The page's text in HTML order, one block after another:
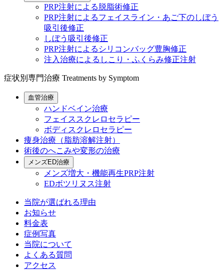
PRP注射による脱脂術修正
PRP注射によるフェイスライン・あご下のしぼう
吸引後修正
しぼう吸引後修正
PRP注射によるシリコンバッグ豊胸修正
注入治療によるしこり・ふくらみ修正注射
症状別専門治療 Treatments by Symptom
血管治療
ハンドベイン治療
フェイススクレロセラピー
ボディスクレロセラピー
痩身治療（脂肪溶解注射）
術後のへこみや変形の治療
メンズED治療
メンズ増大・機能再生PRP注射
EDボツリヌス注射
当院が選ばれる理由
お知らせ
料金表
症例写真
当院について
よくある質問
アクセス